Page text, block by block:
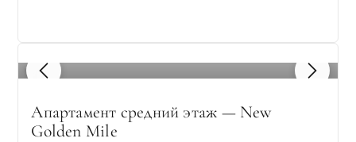
1 / 8
Апартамент средний этаж — New
Golden Mile